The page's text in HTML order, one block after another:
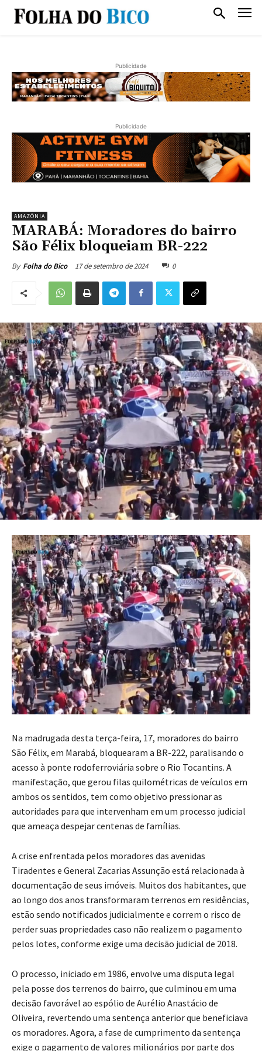
Publicidade
Publicidade
AMAZÔNIA
MARABÁ: Moradores do bairro
São Félix bloqueiam BR-222
By Folha do Bico 17 de setembro de 2024 0
Na madrugada desta terça-feira, 17, moradores do bairro
São Félix, em Marabá, bloquearam a BR-222, paralisando o
acesso à ponte rodoferroviária sobre o Rio Tocantins. A
manifestação, que gerou filas quilométricas de veículos em
ambos os sentidos, tem como objetivo pressionar as
autoridades para que intervenham em um processo judicial
que ameaça despejar centenas de famílias.
A crise enfrentada pelos moradores das avenidas
Tiradentes e General Zacarias Assunção está relacionada à
documentação de seus imóveis. Muitos dos habitantes, que
ao longo dos anos transformaram terrenos em residências,
estão sendo notificados judicialmente e correm o risco de
perder suas propriedades caso não realizem o pagamento
pelos lotes, conforme exige uma decisão judicial de 2018.
O processo, iniciado em 1986, envolve uma disputa legal
pela posse dos terrenos do bairro, que culminou em uma
decisão favorável ao espólio de Aurélio Anastácio de
Oliveira, revertendo uma sentença anterior que beneficiava
os moradores. Agora, a fase de cumprimento da sentença
exige o pagamento de valores milionários por parte dos